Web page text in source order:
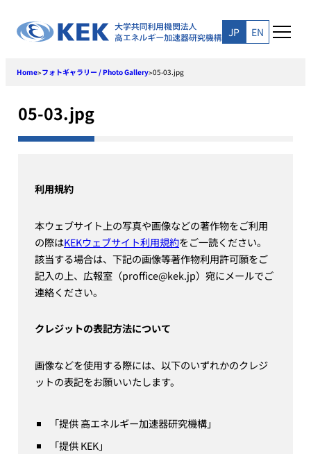
content
JP EN
Home>フォトギャラリー / Photo Gallery>05-03.jpg
05-03.jpg
利用規約
本ウェブサイト上の写真や画像などの著作物をご利用
の際はKEKウェブサイト利用規約をご一読ください。
該当する場合は、下記の画像等著作物利用許可願をご
記入の上、広報室（proffice@kek.jp）宛にメールでご
連絡ください。
クレジットの表記方法について
画像などを使用する際には、以下のいずれかのクレジ
ットの表記をお願いいたします。
「提供 高エネルギー加速器研究機構」
「提供 KEK」